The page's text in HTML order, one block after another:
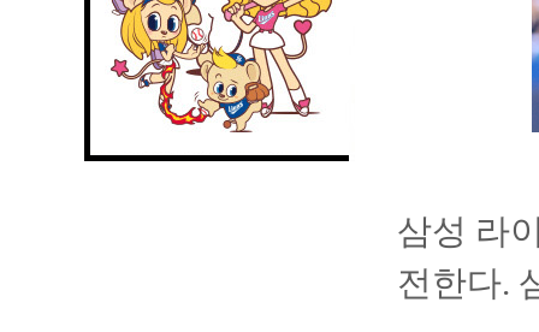
삼성 라
전한다.